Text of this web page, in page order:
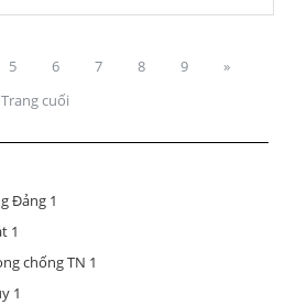
5 6 7 8 9
»
Trang cuối